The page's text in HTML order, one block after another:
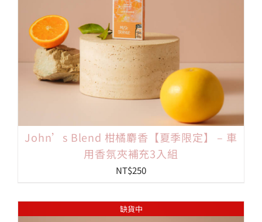
John’s Blend 柑橘麝香【夏季限定】 – 車
用香氛夾補充3入組
NT$250
缺貨中